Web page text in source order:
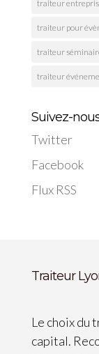
traiteur
traiteur pour
traiteur
traiteur
Suivez-
Twitter
Facebook
Flux RSS
Traiteur
Le choix du
capital.